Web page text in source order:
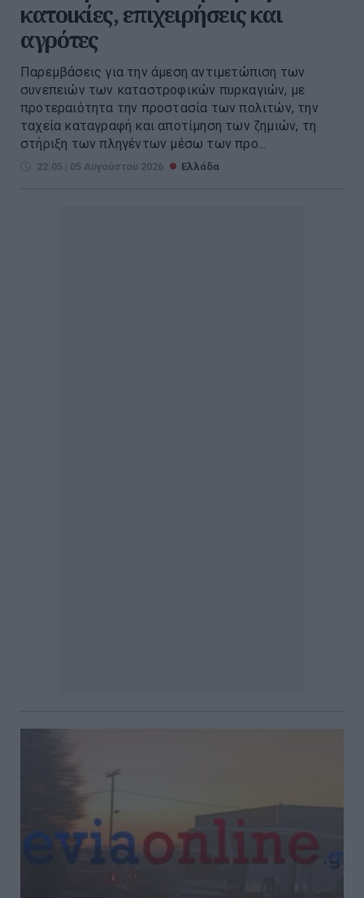
κατοικίες, επιχειρήσεις και
αγρότες
Παρεμβάσεις για την άμεση αντιμετώπιση των
συνεπειών των καταστροφικών πυρκαγιών, με
προτεραιότητα την προστασία των πολιτών, την
ταχεία καταγραφή και αποτίμηση των ζημιών, τη
στήριξη των πληγέντων μέσω των προ...
22:05 | 05 Αυγούστου 2026 Ελλάδα